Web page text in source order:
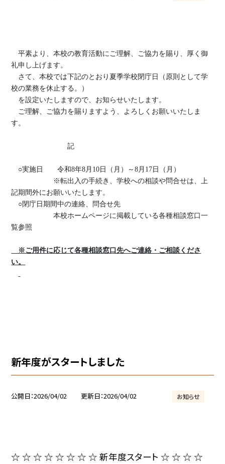
平素より、本校の教育活動にご理解、ご協力を賜り、厚く御
礼申し上げます。
さて、本校では下記のとおり夏季学校閉庁日（原則として学
校の業務を休止する。）
を設定いたしますので、お知らせいたします。
ご理解、ご協力を賜りますよう、よろしくお願いいたしま
す。
記
○実施日 令和8年8 月 10日（月）～8 月 17日（月）
※転出入の手続き、学校への相談や問合せは、上
記期間外にお願いいたします。
○閉庁日期間中の連絡、問合せ先
本校ホームページに掲載している各種相談窓口一
覧参照
※ご用件に応じて各種相談窓口先へご連絡・ご相談くださ
い。
新年度がスタートしました
公開日 2026/04/02 更新日 2026/04/02 お知らせ
☆ ☆ ☆ ☆ ☆ ☆ ☆ ☆ 新年度スタート ☆ ☆ ☆ ☆